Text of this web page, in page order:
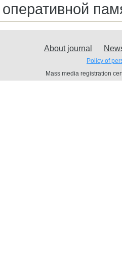
About journal
Policy of
Mass media registration